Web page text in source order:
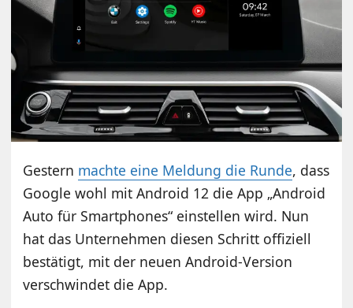
Gestern machte eine Meldung die Runde, dass
Google wohl mit Android 12 die App „Android
Auto für Smartphones“ einstellen wird. Nun
hat das Unternehmen diesen Schritt offiziell
bestätigt, mit der neuen Android-Version
verschwindet die App.